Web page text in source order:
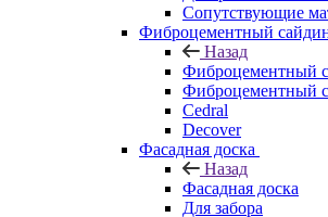
Сопутствующие
Фиброцементный
Назад
Фиброцементный
Фиброцементный
Cedral
Decover
Фасадная доска
Назад
Фасадная доска
Для забора